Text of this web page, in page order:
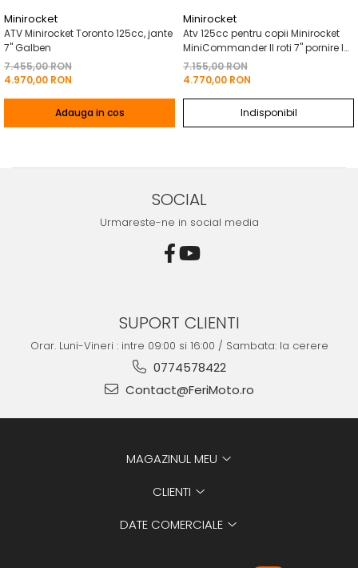
Minirocket
ATV Minirocket Toronto 125cc, jante
7" Galben
7.455,00 RON
4.970,00 RON
Adauga in cos
Minirocket
Atv 125cc pentru copii Minirocket
MiniCommander II roti 7" pornire la
buton
7.155,00 RON
4.770,00 RON
Indisponibil
SOCIAL
Urmareste-ne in social media
SUPORT CLIENTI
Orar. Luni-Vineri : intre 09:00 si 16:00 / Sambata: la cerere
0774578422
Contact@FeriMoto.ro
MAGAZINUL MEU
CLIENTI
DATE COMERCIALE